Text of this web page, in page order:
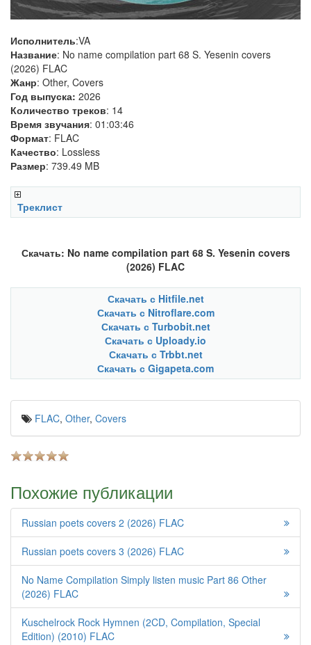
Исполнитель:VA
Название: No name compilation part 68 S. Yesenin covers
(2026) FLAC
Жанр: Other, Covers
Год выпуска: 2026
Количество треков: 14
Время звучания: 01:03:46
Формат: FLAC
Качество: Lossless
Размер: 739.49 MB
Треклист
Скачать: No name compilation part 68 S. Yesenin covers
(2026) FLAC
Скачать с Hitfile.net
Скачать с Nitroflare.com
Скачать с Turbobit.net
Скачать с Uploady.io
Скачать с Trbbt.net
Скачать с Gigapeta.com
FLAC, Other, Covers
Похожие публикации
Russian poets covers 2 (2026) FLAC
Russian poets covers 3 (2026) FLAC
No Name Compilation Simply listen music Part 86 Other
(2026) FLAC
Kuschelrock Rock Hymnen (2CD, Compilation, Special
Edition) (2010) FLAC